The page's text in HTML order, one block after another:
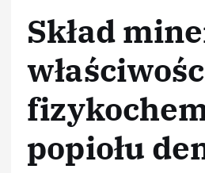
Skład
popiołu